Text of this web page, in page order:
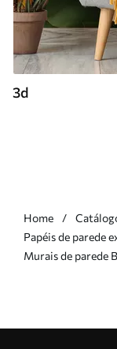
3d
Home
Papéis de parede
Murais de parede